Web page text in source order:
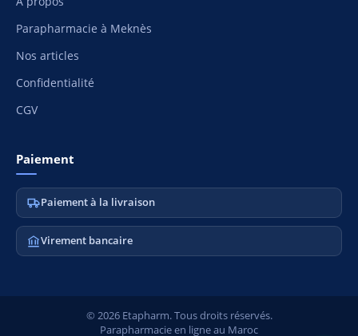
Parapharmacie à Meknès
Nos articles
Confidentialité
CGV
Paiement
Paiement à la livraison
Virement bancaire
© 2026 Etapharm. Tous droits réservés.
Parapharmacie en ligne au Maroc